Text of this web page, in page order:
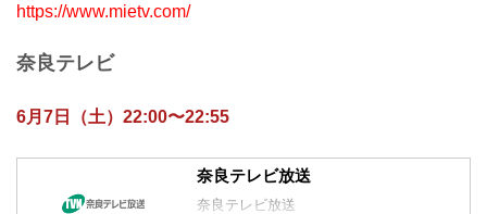
https://www.mietv.com/
奈良テレビ
6月7日（土）22:00〜22:55
奈良テレビ放送
奈良テレビ放送